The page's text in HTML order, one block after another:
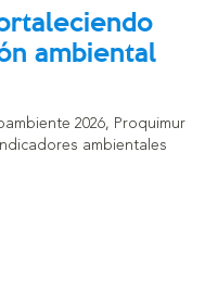
ambiental
2026, Proquimur
ambientales